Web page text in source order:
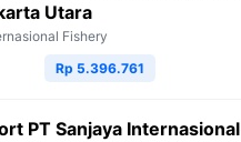
Utara
Fishery
Rp 5.396.761
PT Sanjaya Internasional